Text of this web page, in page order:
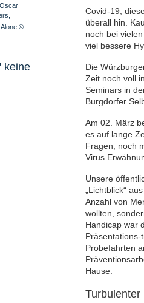
Covid-19,
überall hin.
noch bei
viel bessere
Die
Zeit noch voll
Seminars in
Burgdorfer
Am 02. März
es auf lange
Fragen,
Virus
Unsere
„Lichtblick“
Anzahl von
wollten,
Handicap war
Probefahrten
Hause.
Turbulenter
Alone ©
keine